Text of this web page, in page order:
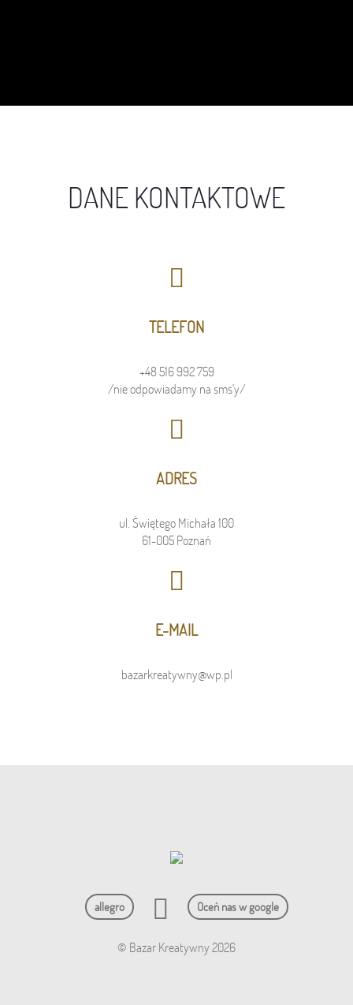
DANE KONTAKTOWE
TELEFON
+48 516 992 759
/nie odpowiadamy na sms'y/
ADRES
ul. Świętego Michała 100
61-005 Poznań
E-MAIL
bazarkreatywny@wp.pl
allegro Oceń nas w google
© Bazar Kreatywny 2026